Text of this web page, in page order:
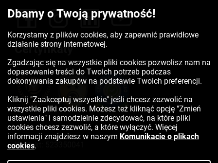
Certyfikaty
Kontakt:
Dbamy o Twoją prywatność!
Korzystamy z plików cookies, aby zapewnić prawidłowe
działanie strony internetowej.
Zgadzając się na wszystkie pliki cookies pozwolisz nam na
dopasowanie treści do Twoich potrzeb podczas
dokonywania zakupów na podstawie Twoich preferencji.
Kliknij "Zaakceptuj wszystkie" jeśli chcesz zezwolić na
wszystkie pliki cookies. Możesz też kliknąć opcję "Zmień
ustawienia" i samodzielnie zdecydować, na które pliki
cookies chcesz zezwolić, a które wyłączyć. Więcej
informacji znajdziesz w naszym Komunikacie o plikach
cookies.